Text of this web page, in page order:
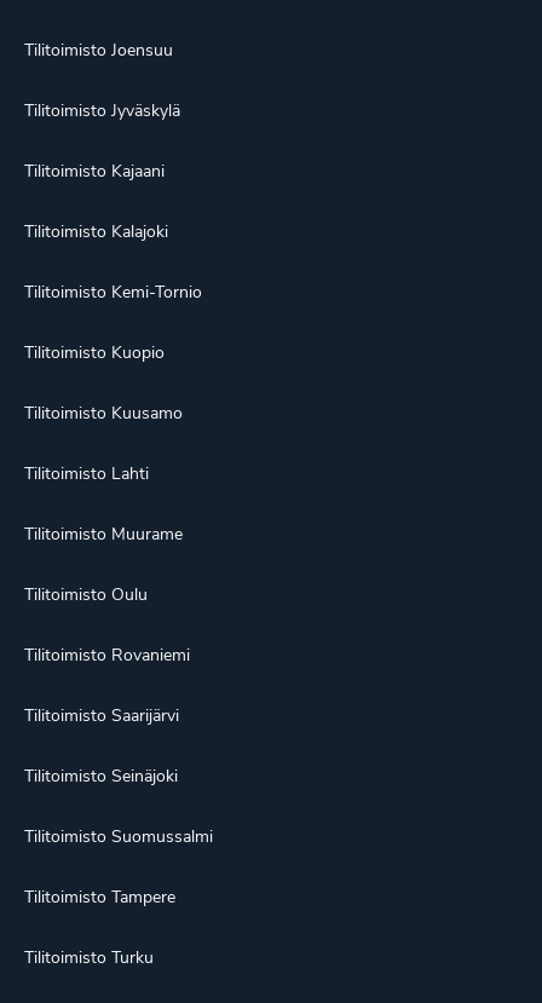
Tilitoimisto Joensuu
Tilitoimisto Jyväskylä
Tilitoimisto Kajaani
Tilitoimisto Kalajoki
Tilitoimisto Kemi-Tornio
Tilitoimisto Kuopio
Tilitoimisto Kuusamo
Tilitoimisto Lahti
Tilitoimisto Muurame
Tilitoimisto Oulu
Tilitoimisto Rovaniemi
Tilitoimisto Saarijärvi
Tilitoimisto Seinäjoki
Tilitoimisto Suomussalmi
Tilitoimisto Tampere
Tilitoimisto Turku